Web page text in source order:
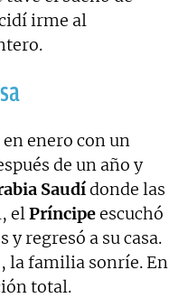
irme al
en enero con un
de un año y
Saudídonde las
elPríncipeescuchó
y regresó a su casa.
la familia sonríe. En
total.